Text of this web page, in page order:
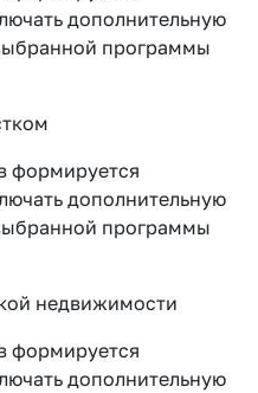
дополнительную
программы
формируется
дополнительную
программы
недвижимости
формируется
дополнительную